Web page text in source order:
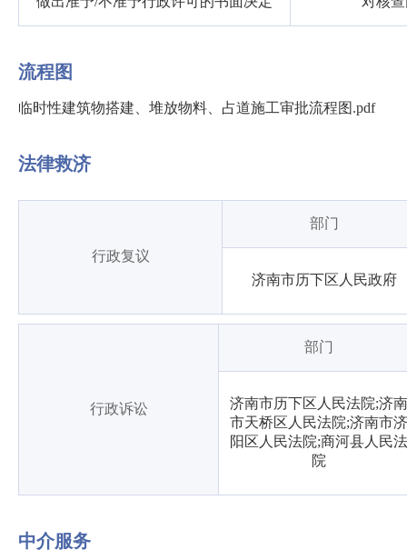
流程图
临时性建筑物搭建、堆放物料、占道施工审批流程图.pdf
法律救济
行政复议
部门
济南市历下区人民政府
行政诉讼
部门
济南市历下区人民法院;济南
市天桥区人民法院;济南市济
阳区人民法院;商河县人民法
院
中介服务